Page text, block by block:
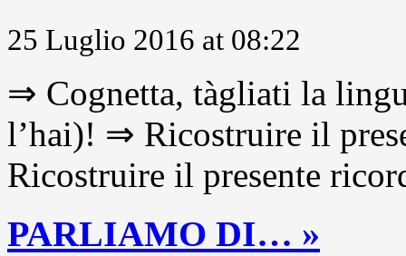
25 Luglio 2016 at 08:22
⇒ Cognetta, tàgliati la
l’hai)! ⇒ Ricostruire il
Ricostruire il presente
PARLIAMO DI… »